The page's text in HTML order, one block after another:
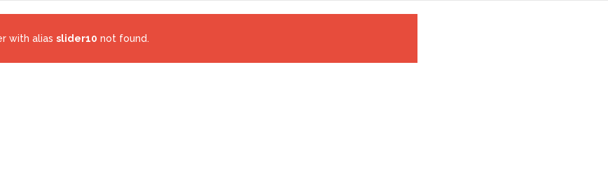
with alias slider10 not found.